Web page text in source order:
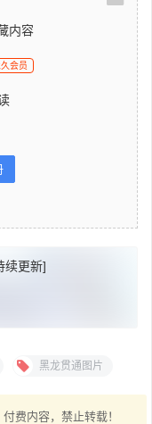
内容
会员
续更新]
黑龙贯通图片
付费内容，禁止转载！